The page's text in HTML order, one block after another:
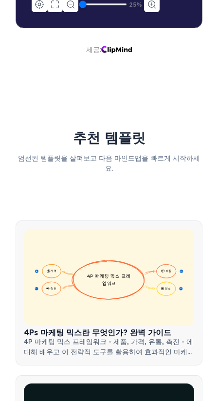
25%
제공:
추천 템플릿
엄선된 템플릿을 살펴보고 다음 마인드맵을 빠르게 시작하세
요.
📦 제품 16
💰 가격
16
🏪 장소 17
📢 촉진
17
4P 마케팅 믹스 프레
임워크
4Ps 마케팅 믹스란 무엇인가? 완벽 가이드
4P 마케팅 믹스 프레임워크 - 제품, 가격, 유통, 촉진 - 에
대해 배우고 이 전략적 도구를 활용하여 효과적인 마케팅